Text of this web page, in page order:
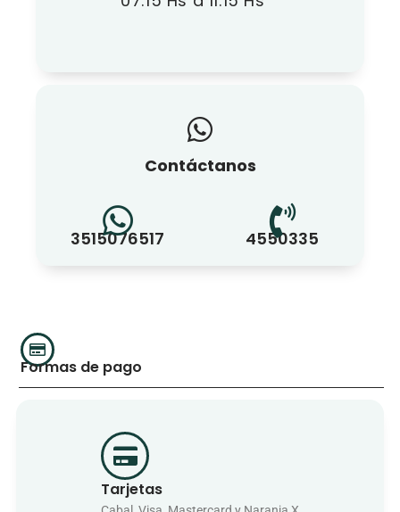
Contáctanos
3515076517 4550335
Formas de pago
Tarjetas